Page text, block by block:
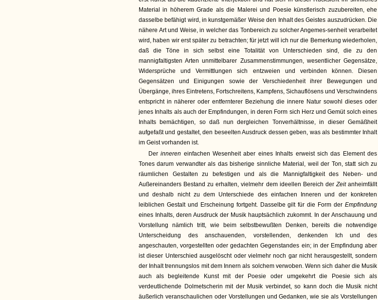
Material in höherem Grade als die Malerei und Poesie künstlerisch zuzubereiten, ehe
dasselbe befähigt wird, in kunstgemäßer Weise den Inhalt des Geistes auszudrücken. Die
nähere Art und Weise, in welcher das Tonbereich zu solcher Angemes-senheit verarbeitet
wird, haben wir erst später zu betrachten; für jetzt will ich nur die Bemerkung wiederholen,
daß die Töne in sich selbst eine Totalität von Unterschieden sind, die zu den
mannigfaltigsten Arten unmittelbarer Zusammenstimmungen, wesentlicher Gegensätze,
Widersprüche und Vermittlungen sich entzweien und verbinden können. Diesen
Gegensätzen und Einigungen sowie der Verschiedenheit ihrer Bewegungen und
Übergänge, ihres Eintretens, Fortschreitens, Kampfens, Sichauflösens und Verschwindens
entspricht in näherer oder entfernterer Beziehung die innere Natur sowohl dieses oder
jenes Inhalts als auch der Empfindungen, in deren Form sich Herz und Gemüt solch eines
Inhalts bemächtigen, so daß nun dergleichen Tonverhältnisse, in dieser Gemäßheit
aufgefaßt und gestaltet, den beseelten Ausdruck dessen geben, was als bestimmter Inhalt
im Geist vorhanden ist.
Derinneren einfachen Wesenheit aber eines Inhalts erweist sich das Element des
Tones darum verwandter als das bisherige sinnliche Material, weil der Ton, statt sich zu
räumlichen Gestalten zu befestigen und als die Mannigfaltigkeit des Neben- und
Außereinanders Bestand zu erhalten, vielmehr dem ideellen Bereich derZeitanheimfällt
und deshalb nicht zu dem Unterschiede des einfachen Inneren und der konkreten
leiblichen Gestalt und Erscheinung fortgeht. Dasselbe gilt für die Form der Empfindung
eines Inhalts, deren Ausdruck der Musik hauptsächlich zukommt. In der Anschauung und
Vorstellung nämlich tritt, wie beim selbstbewußten Denken, bereits die notwendige
Unterscheidung des anschauenden, vorstellenden, denkenden Ich und des
angeschauten, vorgestellten oder gedachten Gegenstandes ein; in der Empfindung aber
ist dieser Unterschied ausgelöscht oder vielmehr noch gar nicht herausgestellt, sondern
der Inhalt trennungslos mit dem Innern als solchem verwoben. Wenn sich daher die Musik
auch als begleitende Kunst mit der Poesie oder umgekehrt die Poesie sich als
verdeutlichende Dolmetscherin mit der Musik verbindet, so kann doch die Musik nicht
äußerlich veranschaulichen oder Vorstellungen und Gedanken, wie sie als Vorstellungen